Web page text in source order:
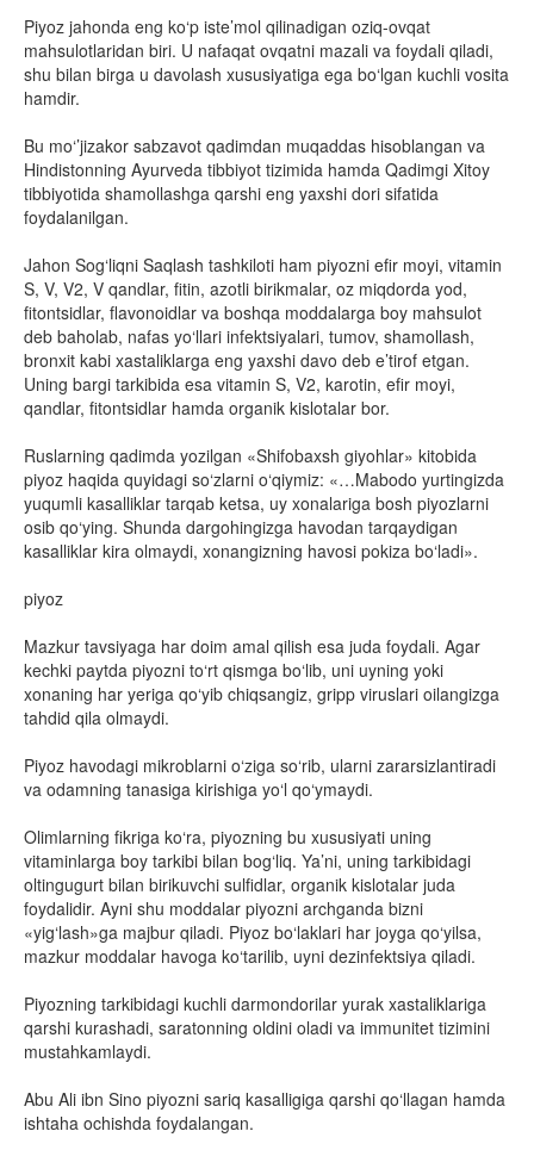
Piyoz jahonda eng ko‘p iste’mol qilinadigan oziq-ovqat
mahsulotlaridan biri. U nafaqat ovqatni mazali va foydali qiladi,
shu bilan birga u davolash xususiyatiga ega bo‘lgan kuchli vosita
hamdir.
Bu mo‘’jizakor sabzavot qadimdan muqaddas hisoblangan va
Hindistonning Ayurveda tibbiyot tizimida hamda Qadimgi Xitoy
tibbiyotida shamollashga qarshi eng yaxshi dori sifatida
foydalanilgan.
Jahon Sog‘liqni Saqlash tashkiloti ham piyozni efir moyi, vitamin
S, V, V2, V qandlar, fitin, azotli birikmalar, oz miqdorda yod,
fitontsidlar, flavonoidlar va boshqa moddalarga boy mahsulot
deb baholab, nafas yo‘llari infektsiyalari, tumov, shamollash,
bronxit kabi xastaliklarga eng yaxshi davo deb e’tirof etgan.
Uning bargi tarkibida esa vitamin S, V2, karotin, efir moyi,
qandlar, fitontsidlar hamda organik kislotalar bor.
Ruslarning qadimda yozilgan «Shifobaxsh giyohlar» kitobida
piyoz haqida quyidagi so‘zlarni o‘qiymiz: «…Mabodo yurtingizda
yuqumli kasalliklar tarqab ketsa, uy xonalariga bosh piyozlarni
osib qo‘ying. Shunda dargohingizga havodan tarqaydigan
kasalliklar kira olmaydi, xonangizning havosi pokiza bo‘ladi».
piyoz
Mazkur tavsiyaga har doim amal qilish esa juda foydali. Agar
kechki paytda piyozni to‘rt qismga bo‘lib, uni uyning yoki
xonaning har yeriga qo‘yib chiqsangiz, gripp viruslari oilangizga
tahdid qila olmaydi.
Piyoz havodagi mikroblarni o‘ziga so‘rib, ularni zararsizlantiradi
va odamning tanasiga kirishiga yo‘l qo‘ymaydi.
Olimlarning fikriga ko‘ra, piyozning bu xususiyati uning
vitaminlarga boy tarkibi bilan bog‘liq. Ya’ni, uning tarkibidagi
oltingugurt bilan birikuvchi sulfidlar, organik kislotalar juda
foydalidir. Ayni shu moddalar piyozni archganda bizni
«yig‘lash»ga majbur qiladi. Piyoz bo‘laklari har joyga qo‘yilsa,
mazkur moddalar havoga ko‘tarilib, uyni dezinfektsiya qiladi.
Piyozning tarkibidagi kuchli darmondorilar yurak xastaliklariga
qarshi kurashadi, saratonning oldini oladi va immunitet tizimini
mustahkamlaydi.
Abu Ali ibn Sino piyozni sariq kasalligiga qarshi qo‘llagan hamda
ishtaha ochishda foydalangan.